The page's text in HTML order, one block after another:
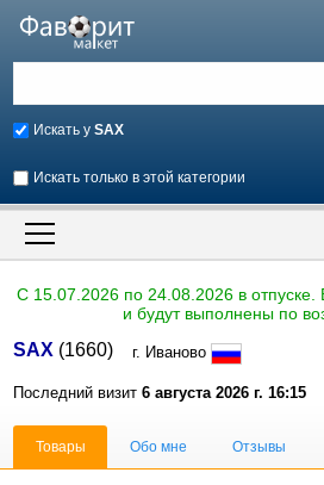
Искать уSAX
Искать только в этой категории
Искать также в описании
C 15.07.2026 по 24.08.2026 в
и будут выполнены по
SAX (1660) г. Иваново
Последний визит6 августа 2026 г. 16:15
Товары Обо мне Отзывы